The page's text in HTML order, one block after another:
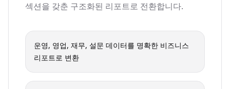
섹션을 갖춘 구조화된 리포트로 전환합니다.
운영, 영업, 재무, 설문 데이터를 명확한 비즈니스
리포트로 변환